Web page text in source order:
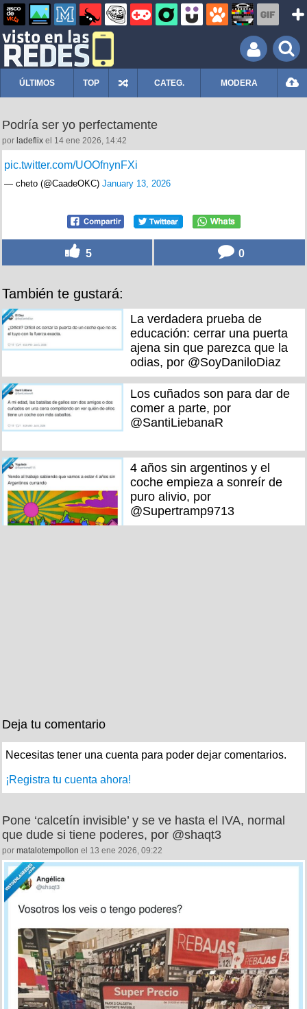
ÚLTIMOS TOP CATEG. MODERA
Podría ser yo perfectamente
por ladeflix el 14 ene 2026, 14:42
pic.twitter.com/UOOfnynFXi
— cheto (@CaadeOKC) January 13, 2026
5 0
También te gustará:
La verdadera prueba de
educación: cerrar una puerta
ajena sin que parezca que la
odias, por @SoyDaniloDiaz
Los cuñados son para dar de
comer a parte, por
@SantiLiebanaR
4 años sin argentinos y el
coche empieza a sonreír de
puro alivio, por
@Supertramp9713
Deja tu comentario
Necesitas tener una cuenta para poder dejar comentarios.
¡Registra tu cuenta ahora!
Pone ‘calcetín invisible’ y se ve hasta el IVA, normal
que dude si tiene poderes, por @shaqt3
por matalotempollon el 13 ene 2026, 09:22